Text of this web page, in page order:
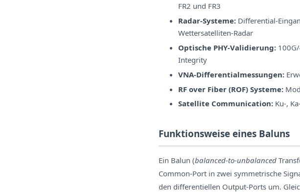
FR2 und FR3
Radar-Systeme: Differential-
Wettersatelliten-Radar
Optische PHY-Validierung:
Integrity
VNA-Differentialmessungen:
RF over Fiber (ROF) Systeme:
Satellite Communication: Ku-,
Funktionsweise eines Baluns
Ein Balun (balanced-to-unbalanced
Common-Port in zwei symmetrische
den differentiellen Output-Ports um.